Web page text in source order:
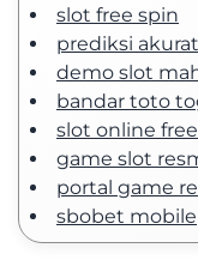
slot free spin
prediksi
demo slot
bandar toto
slot online
game slot
portal game
sbobet mobile